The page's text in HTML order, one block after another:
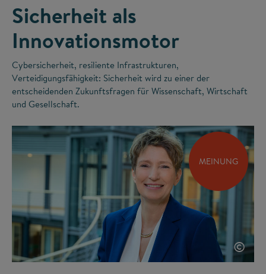
Sicherheit als
Innovationsmotor
Cybersicherheit, resiliente Infrastrukturen,
Verteidigungsfähigkeit: Sicherheit wird zu einer der
entscheidenden Zukunftsfragen für Wissenschaft, Wirtschaft
und Gesellschaft.
MEINUNG
©